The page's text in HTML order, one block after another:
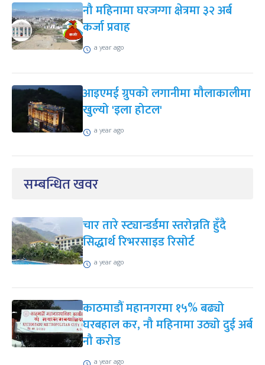
नौ महिनामा घरजग्गा क्षेत्रमा ३२ अर्ब
कर्जा प्रवाह
a year ago
आइएमई ग्रुपको लगानीमा मौलाकालीमा
खुल्यो 'इला होटल'
a year ago
सम्बन्धित खवर
चार तारे स्ट्यान्डर्डमा स्तरोन्नति हुँदै
सिद्धार्थ रिभरसाइड रिसोर्ट
a year ago
काठमाडौं महानगरमा १५% बढ्यो
घरबहाल कर, नौ महिनामा उठ्यो दुई अर्ब
नौ करोड
a year ago